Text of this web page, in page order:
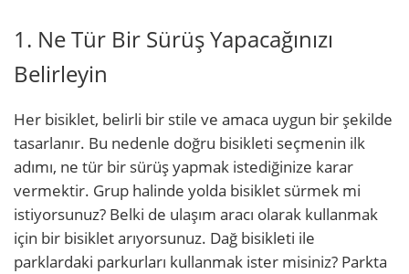
1. Ne Tür Bir Sürüş Yapacağınızı
Belirleyin
Her bisiklet, belirli bir stile ve amaca uygun bir şekilde
tasarlanır. Bu nedenle doğru bisikleti seçmenin ilk
adımı, ne tür bir sürüş yapmak istediğinize karar
vermektir. Grup halinde yolda bisiklet sürmek mi
istiyorsunuz? Belki de ulaşım aracı olarak kullanmak
için bir bisiklet arıyorsunuz. Dağ bisikleti ile
parklardaki parkurları kullanmak ister misiniz? Parkta